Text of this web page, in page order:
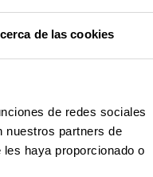
de las cookies
de redes sociales
nuestros partners de
haya proporcionado o